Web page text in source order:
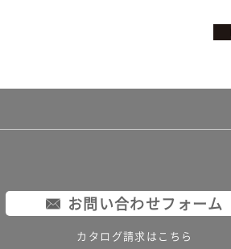
お問い合わせフォーム
カタログ請求はこちら